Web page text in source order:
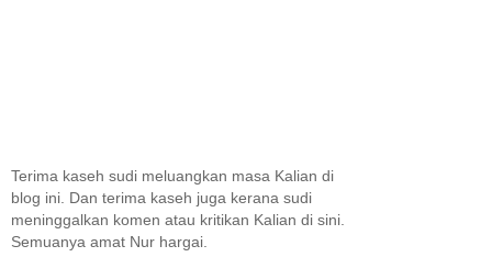
Terima kaseh sudi meluangkan masa Kalian di
blog ini. Dan terima kaseh juga kerana sudi
meninggalkan komen atau kritikan Kalian di sini.
Semuanya amat Nur hargai.